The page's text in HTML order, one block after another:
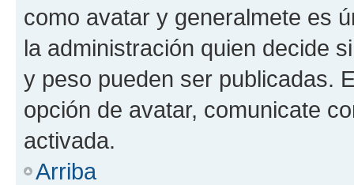
como avatar y generalmete es
la administración quien decide
y peso pueden ser publicadas.
opción de avatar, comunicate
activada.
Arriba